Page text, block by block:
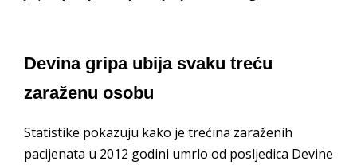
Devina gripa ubija svaku treću
zaraženu osobu
Statistike pokazuju kako je trećina zaraženih
pacijenata u 2012 godini umrlo od posljedica Devine